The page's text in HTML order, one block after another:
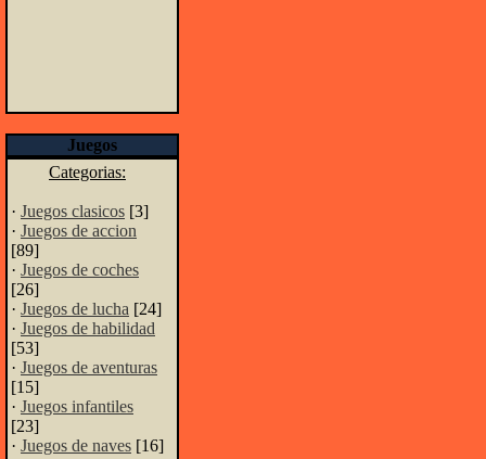
Juegos
Categorias:
· Juegos clasicos [3]
· Juegos de accion
[89]
· Juegos de coches
[26]
· Juegos de lucha [24]
· Juegos de habilidad
[53]
· Juegos de aventuras
[15]
· Juegos infantiles
[23]
· Juegos de naves [16]